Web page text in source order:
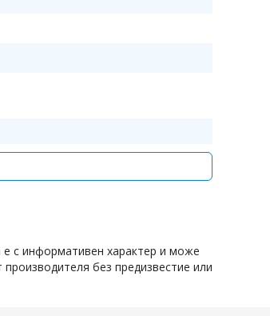
е с информативен характер и може
без предизвестие или